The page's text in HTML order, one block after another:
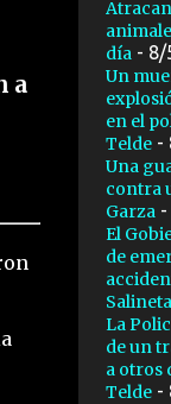
a
día - 8/
Un
en el
Telde-
Una
contra
Garza
El
de
La
de un
a otros
Telde-